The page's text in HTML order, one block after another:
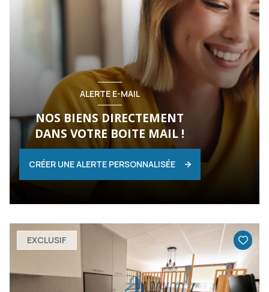
ALERTE E-MAIL
NOS BIENS DIRECTEMENT
DANS VOTRE BOITE MAIL !
CRÉER UNE ALERTE PERSONNALISÉE
EXCLUSIF